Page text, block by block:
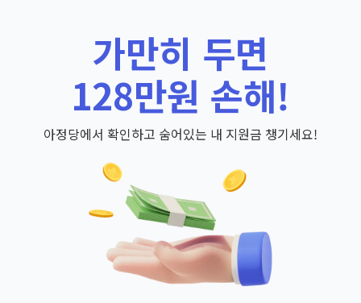
가만히 두면
128만원 손해!
아정당에서 확인하고 숨어있는 내 지원금 챙기세요!